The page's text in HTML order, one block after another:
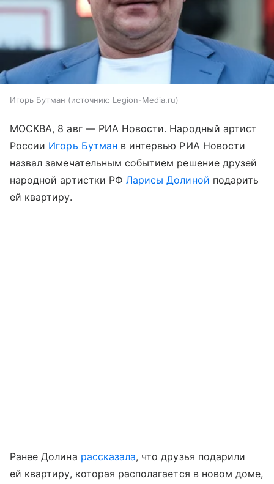
Игорь Бутман источник: Legion-Media.ru
МОСКВА, 8 авг — РИА Новости. Народный артист
России Игорь Бутман в интервью РИА Новости
назвал замечательным событием решение друзей
народной артистки РФЛарисы Долиной подарить
ей квартиру.
Ранее Долина рассказала, что друзья подарили
ей квартиру, которая располагается в новом доме,